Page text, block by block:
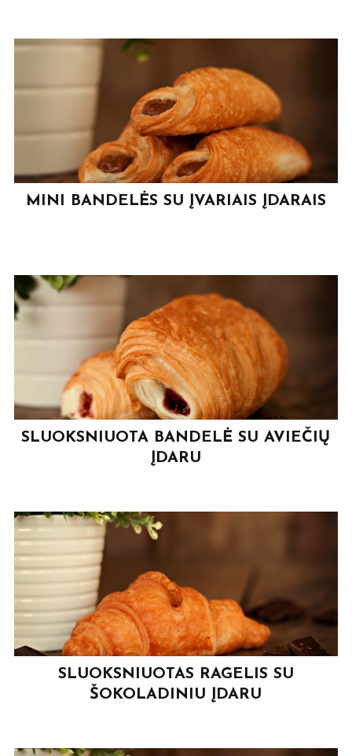
MINI BANDELĖS SU ĮVARIAIS ĮDARAIS
SLUOKSNIUOTA BANDELĖ SU AVIEČIŲ
ĮDARU
SLUOKSNIUOTAS RAGELIS SU
ŠOKOLADINIU ĮDARU